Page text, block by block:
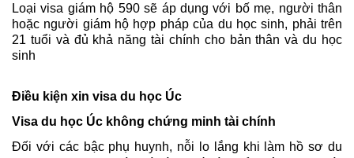
Loại visa giám hộ 590 sẽ áp dụng với bố mẹ, người thân
hoặc người giám hộ hợp pháp của du học sinh, phải trên
21 tuổi và đủ khả năng tài chính cho bản thân và du học
sinh
Điều kiện xin visa du học Úc
Visa du học Úc không chứng minh tài chính
Đối với các bậc phụ huynh, nỗi lo lắng khi làm hồ sơ du